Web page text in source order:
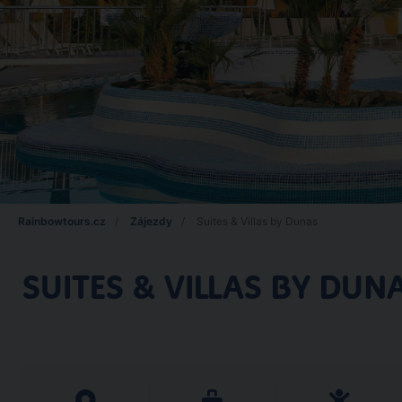
Rainbowtours.cz Zájezdy
SUITES & VILLAS BY